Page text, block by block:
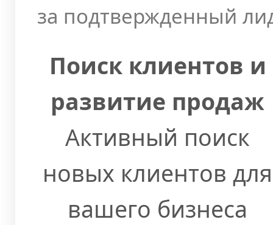
за подтвержденный
Поиск клиентов и
развитие продаж
Активный поиск
новых клиентов для
вашего бизнеса